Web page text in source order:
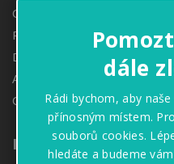
Obezitologie
Proktologie
Denzitometrie
Angiologie
Oční ambulance
Informace
dále
Rádi bychom, aby
přínosným místem.
souborů cookies.
hledáte a budeme